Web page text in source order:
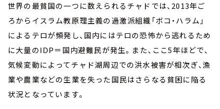
世界の最貧国の一つに数えられるチャドでは、2013年ご
ろからイスラム教原理主義の過激派組織「ボコ・ハラム」
によるテロが頻発し、国内にはテロの恐怖から逃れるため
に大量のIDP＝国内避難民が発生。また、ここ5年ほどで、
気候変動によってチャド湖周辺での洪水被害が相次ぎ、漁
業や農業などの生業を失った国民はさらなる貧困に陥る
状況となっています。